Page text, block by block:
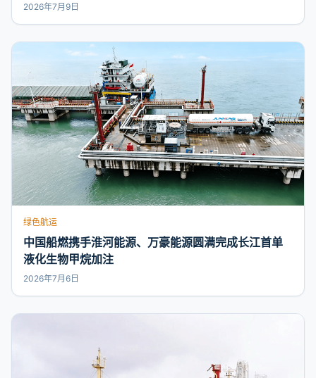
2026年7月9日
绿色航运
中国船燃携手淮河能源、万豪能源圆满完成长江首单
液化生物甲烷加注
2026年7月6日